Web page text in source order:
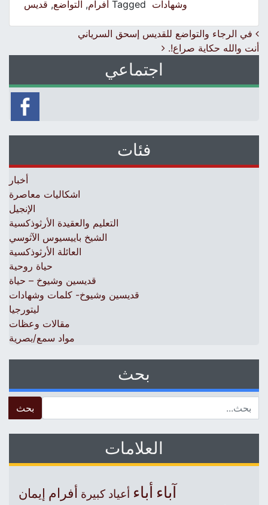
وشهادات Tagged أفرام ,التواضع,قديس
Post navigation
في الرجاء والتواضع للقديس إسحق السرياني
أنت والله حكاية صراع!.
اجتماعي
فئات
أخبار
اشكاليات معاصرة
الإنجيل
التعليم والعقيدة الأرثوذكسية
الشيخ باييسيوس الآثوسي
العائلة الأرثوذكسية
حياة روحية
قديسين وشيوخ – حياة
قديسين وشيوخ- كلمات وشهادات
ليتورجيا
مقالات وعظات
مواد سمع/بصرية
بحث
العلامات
آباءأباء أعياد كبيرة أفرام إيمان